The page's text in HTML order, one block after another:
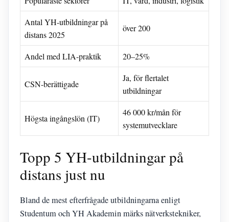
Antal YH-utbildningar på
distans 2025
över 200
Andel med LIA-praktik 20–25%
CSN-berättigade
Ja, för flertalet
utbildningar
Högsta ingångslön (IT)
46 000 kr/mån för
systemutvecklare
Topp 5 YH-utbildningar på
distans just nu
Bland de mest efterfrågade utbildningarna enligt
Studentum och YH Akademin märks nätverkstekniker,